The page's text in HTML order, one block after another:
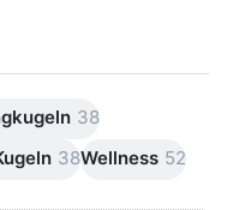
38
38Wellness 52